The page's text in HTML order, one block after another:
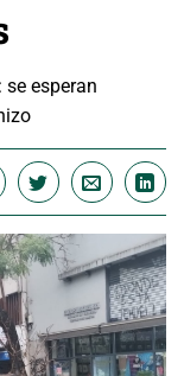
esperan